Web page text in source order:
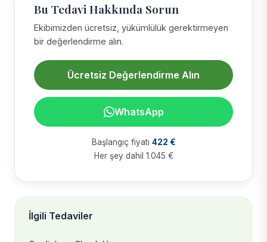
Bu Tedavi Hakkında Sorun
Ekibimizden ücretsiz, yükümlülük gerektirmeyen
bir değerlendirme alın.
Ücretsiz Değerlendirme Alın
WhatsApp
Başlangıç fiyatı 422 €
Her şey dahil 1.045 €
İlgili Tedaviler